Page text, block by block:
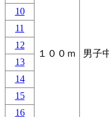
１００ｍ 男子
10
11
12
13
14
15
16